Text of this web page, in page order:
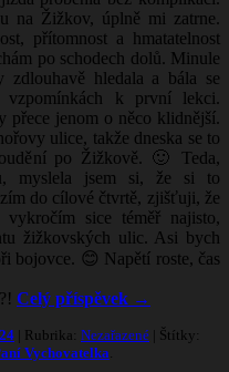
na Žižkov, úplně mi zatrne.
přítomnost a hmatatelnost
po schodech dolů. Minule
hledala a bála se
vzpomínkách k první lekci.
přece jenom o něco klidnější.
ulice, takže dneska se to
po Žižkově. 🙂 Teda,
myslela jsem si, že si to
do cílové čtvrtě, zjišťuji, že
sice téměř najisto,
žižkovských ulic. Asi bych
bojovce. 😊 Napětí roste, čas
Celý příspěvek →
| Rubrika: Nezařazené | Štítky:
Vychovatelka